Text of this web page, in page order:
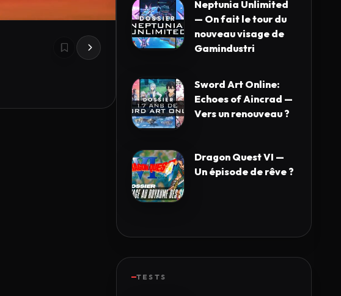
Neptunia Unlimited
— On fait le tour du
nouveau visage de
Gamindustri
Sword Art Online:
Echoes of Aincrad —
Vers un renouveau ?
Dragon Quest VI —
Un épisode de rêve ?
TESTS